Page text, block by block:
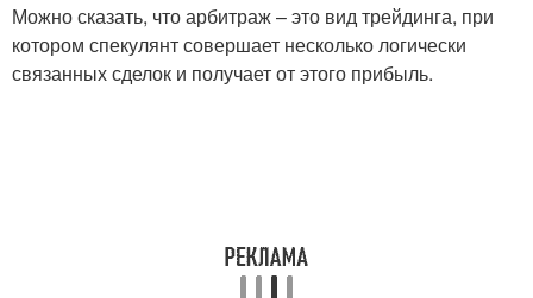
Можно сказать, что арбитраж – это вид трейдинга, при
котором спекулянт совершает несколько логически
связанных сделок и получает от этого прибыль.